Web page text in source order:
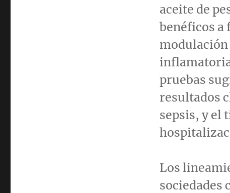
aceite de
benéficos a
modulación
pruebas
resultados
sepsis, y el
Los
sociedades